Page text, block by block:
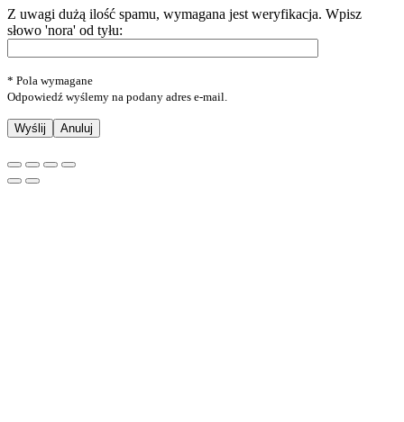
Z uwagi dużą ilość spamu, wymagana jest weryfikacja. Wpisz
słowo 'nora' od tyłu:
* Pola wymagane
Odpowiedź wyślemy na podany adres e-mail.
Anuluj